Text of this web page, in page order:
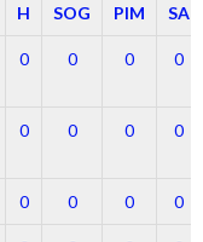
H SOG PIM SA
0 0 0 0
0 0 0 0
0 0 0 0